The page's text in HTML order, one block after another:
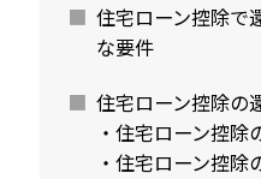
住宅ローン控除で
な要件
住宅ローン控除の
・住宅ローン控
・住宅ローン控